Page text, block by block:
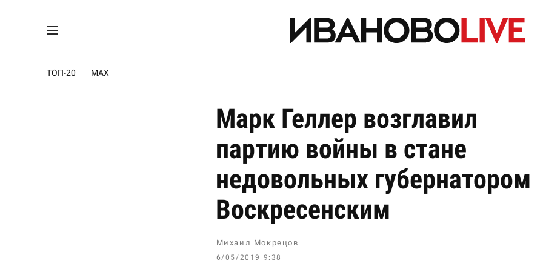
ТОП-20 MAX
Марк Геллер возглавил
партию войны в стане
недовольных губернатором
Воскресенским
Михаил Мокрецов
6/05/2019 9:38